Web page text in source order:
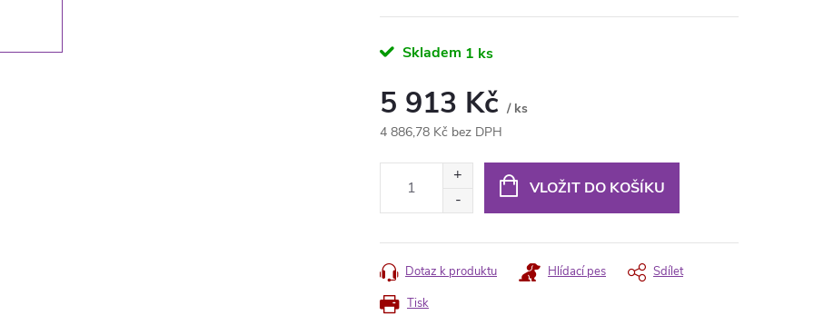
Skladem 1 ks
5 913 Kč / ks
4 886,78 Kč bez DPH
VLOŽIT DO KOŠÍKU
Tisk
Dotaz k produktu Hlídací pes Sdílet